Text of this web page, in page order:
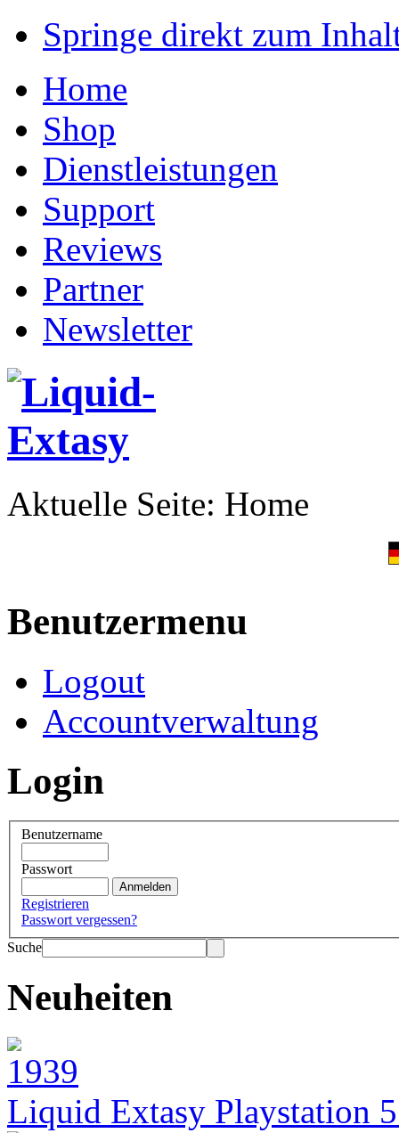
Springe direkt zum
Home
Shop
Dienstleistungen
Support
Reviews
Partner
Newsletter
Aktuelle Seite: Home
Benutzermenu
Logout
Accountverwaltung
Login
Benutzername
Passwort
Registrieren
Passwort vergessen?
Suche
Neuheiten
Liquid Extasy Playstation